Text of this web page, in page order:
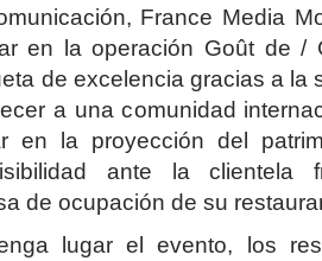
France Media
en la operación Goût de /
de excelencia gracias a la
a una comunidad
en la proyección del
ante la clientela
de ocupación de su
lugar el evento, los